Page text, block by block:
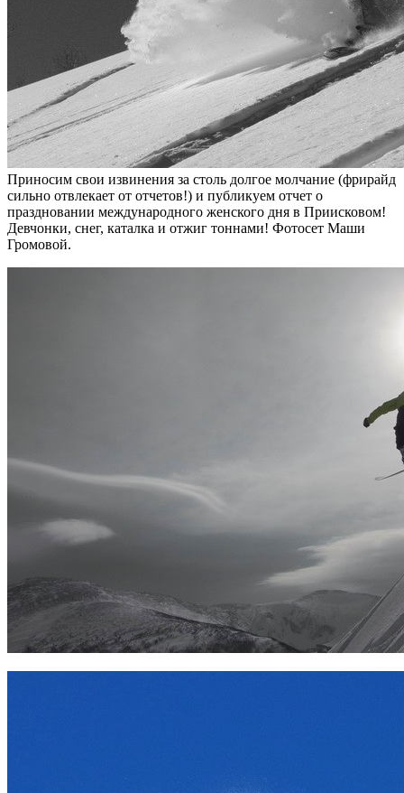
Приносим свои извинения за столь долгое молчание (фрирайд
сильно отвлекает от отчетов!) и публикуем отчет о
праздновании международного женского дня в Приисковом!
Девчонки, снег, каталка и отжиг тоннами! Фотосет Маши
Громовой.